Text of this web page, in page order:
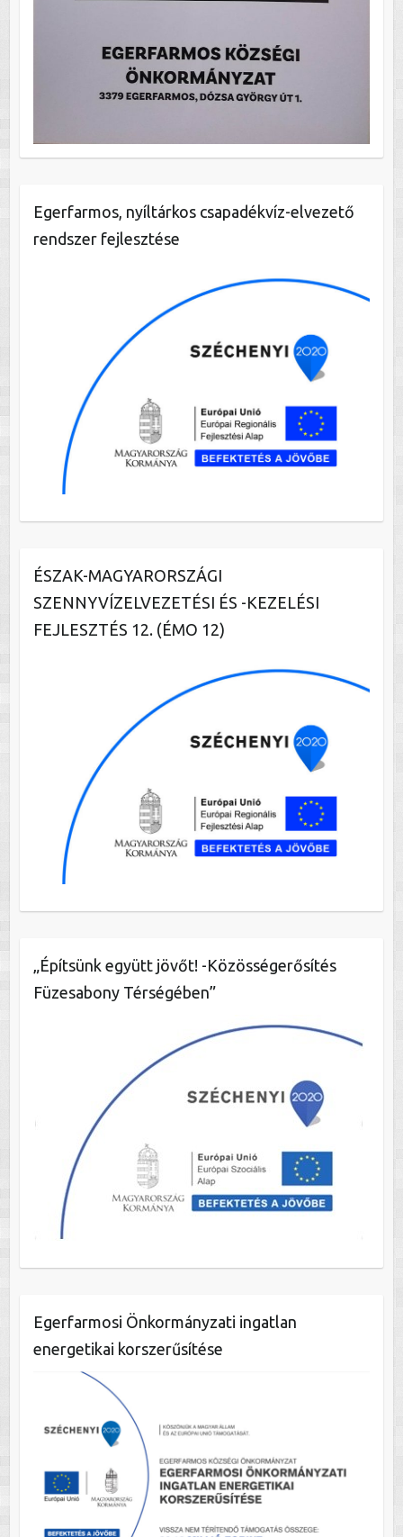
Egerfarmos, nyíltárkos csapadékvíz-elvezető
rendszer fejlesztése
ÉSZAK-MAGYARORSZÁGI
SZENNYVÍZELVEZETÉSI ÉS -KEZELÉSI
FEJLESZTÉS 12. (ÉMO 12)
„Építsünk együtt jövőt! -Közösségerősítés
Füzesabony Térségében”
Egerfarmosi Önkormányzati ingatlan
energetikai korszerűsítése